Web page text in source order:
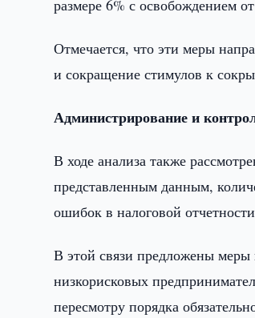
размере 6% с освобождением
Отмечается, что эти меры
и сокращение стимулов к
Администрирование и
В ходе анализа также
представленным данным,
ошибок в налоговой
В этой связи предложены меры
низкорисковых
пересмотру порядка